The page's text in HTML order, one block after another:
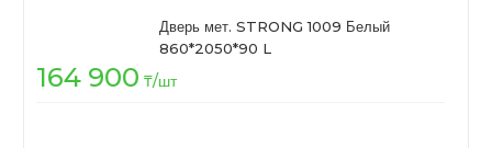
Дверь мет. STRONG 1009 Белый
860*2050*90 L
164 900 ₸/шт